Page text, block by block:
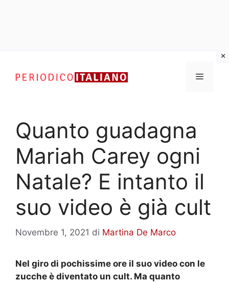
contenuto
Menu
Quanto guadagna
Mariah Carey ogni
Natale? E intanto il
suo video è già cult
Novembre 1, 2021 di Martina De Marco
Nel giro di pochissime ore il suo video con le
zucche è diventato un cult. Ma quanto